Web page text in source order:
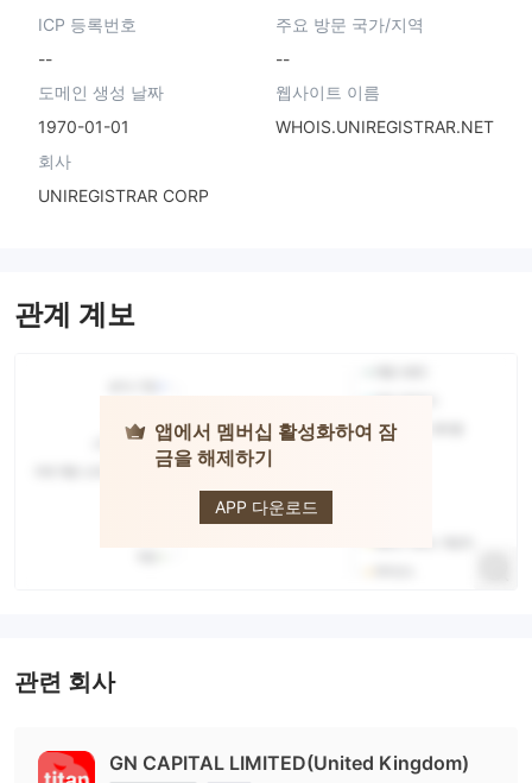
ICP 등록번호
--
주요 방문 국가/지역
--
도메인 생성 날짜
1970-01-01
웹사이트 이름
WHOIS.UNIREGISTRAR.NET
회사
UNIREGISTRAR CORP
관계 계보
앱에서 멤버십 활성화하여 잠
금을 해제하기
APP 다운로드
Titantrade
관련 회사
GN CAPITAL LIMITED(United Kingdom)